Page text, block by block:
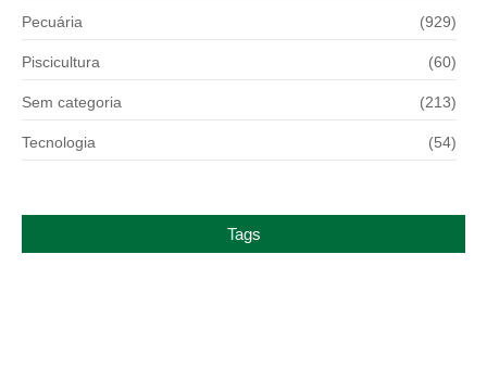
Pecuária (929)
Piscicultura (60)
Sem categoria (213)
Tecnologia (54)
Tags